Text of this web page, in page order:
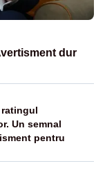
dur
ratingul
Un semnal
pentru